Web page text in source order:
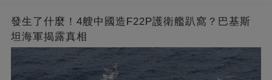
發生了什麼！4艘中國造F22P護衛艦趴窩？巴基斯
坦海軍揭露真相